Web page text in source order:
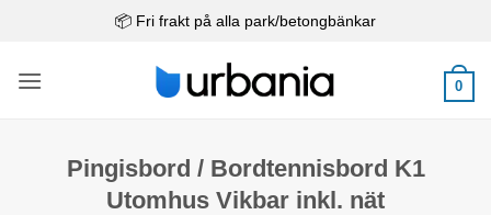
📦 Fri frakt på alla park/betongbänkar
0
Pingisbord / Bordtennisbord K1
Utomhus Vikbar inkl. nät